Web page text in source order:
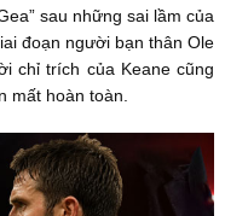
sau những sai lầm của
đoạn người bạn thân Ole
chỉ trích của Keane cũng
mất hoàn toàn.